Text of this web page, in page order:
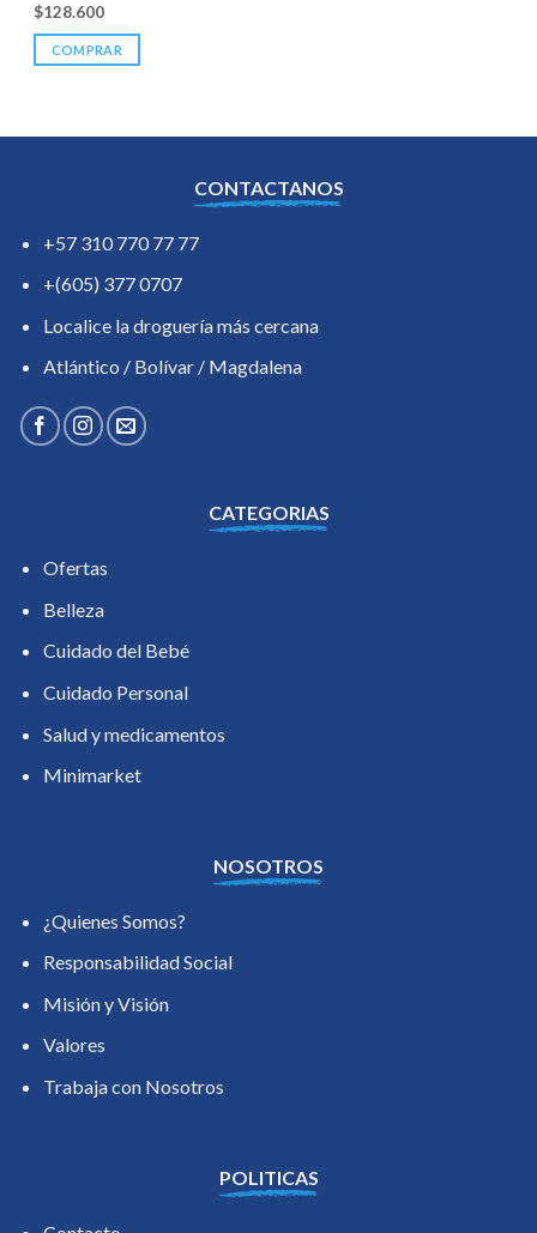
$128.600
COMPRAR
CONTACTANOS
+57 310 770 77 77
+(605) 377 0707
Localice la droguería más cercana
Atlántico / Bolívar / Magdalena
CATEGORIAS
Ofertas
Belleza
Cuidado del Bebé
Cuidado Personal
Salud y medicamentos
Minimarket
NOSOTROS
¿Quienes Somos?
Responsabilidad Social
Misión y Visión
Valores
Trabaja con Nosotros
POLITICAS